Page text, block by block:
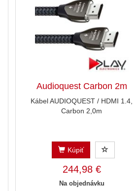
Audioquest Carbon 2m
Kábel AUDIOQUEST / HDMI 1.4,
Carbon 2,0m
Kúpiť
244,98 €
Na objednávku